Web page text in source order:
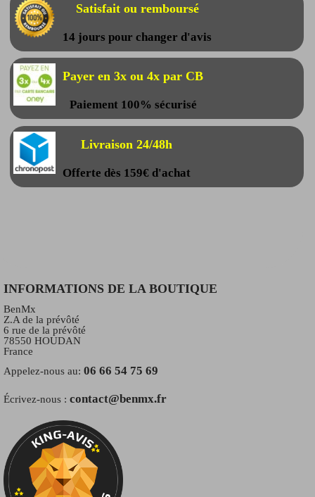
Satisfait ou remboursé
14 jours pour changer d'avis
Payer en 3x ou 4x par CB
Paiement 100% sécurisé
Livraison 24/48h
Offerte dès 159€ d'achat
INFORMATIONS DE LA BOUTIQUE
BenMx
Z.A de la prévôté
6 rue de la prévôté
78550 HOUDAN
France
Appelez-nous au: 06 66 54 75 69
Écrivez-nous : contact@benmx.fr